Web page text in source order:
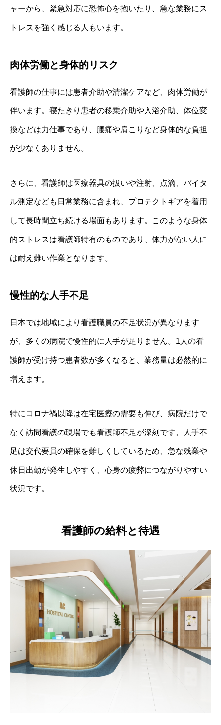
ャーから、緊急対応に恐怖心を抱いたり、急な業務にス
トレスを強く感じる人もいます。
肉体労働と身体的リスク
看護師の仕事には患者介助や清潔ケアなど、肉体労働が
伴います。寝たきり患者の移乗介助や入浴介助、体位変
換などは力仕事であり、腰痛や肩こりなど身体的な負担
が少なくありません。
さらに、看護師は医療器具の扱いや注射、点滴、バイタ
ル測定なども日常業務に含まれ、プロテクトギアを着用
して長時間立ち続ける場面もあります。このような身体
的ストレスは看護師特有のものであり、体力がない人に
は耐え難い作業となります。
慢性的な人手不足
日本では地域により看護職員の不足状況が異なります
が、多くの病院で慢性的に人手が足りません。1人の看
護師が受け持つ患者数が多くなると、業務量は必然的に
増えます。
特にコロナ禍以降は在宅医療の需要も伸び、病院だけで
なく訪問看護の現場でも看護師不足が深刻です。人手不
足は交代要員の確保を難しくしているため、急な残業や
休日出勤が発生しやすく、心身の疲弊につながりやすい
状況です。
看護師の給料と待遇